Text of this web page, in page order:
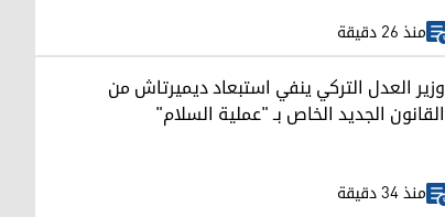
منذ 26 دقيقة
وزير العدل التركي ينفي استبعاد ديميرتاش من
القانون الجديد الخاص بـ "عملية السلام"
منذ 34 دقيقة